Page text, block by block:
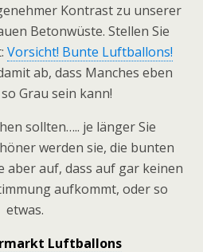
Kontrast zu unserer
Betonwüste. Stellen Sie
Vorsicht! Bunte Luftballons!
ab, dass Manches eben
Grau sein kann!
sollten….. je länger Sie
werden sie, die bunten
aber auf, dass auf gar keinen
aufkommt, oder so
etwas.
Luftballons